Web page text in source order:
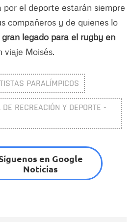
por el deporte estarán siempre
compañeros y de quienes lo
legado para el rugby en
viaje Moisés.
PARALÍMPICOS
RECREACIÓN Y DEPORTE -
en Google
Noticias